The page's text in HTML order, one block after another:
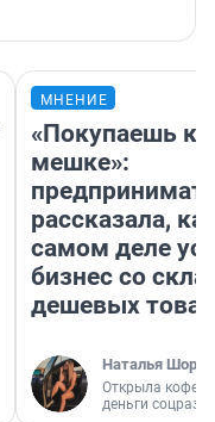
МНЕНИЕ
«Покупаешь
мешке»:
рассказала,
самом деле
бизнес со
дешевых
Наталья
Открыла
деньги